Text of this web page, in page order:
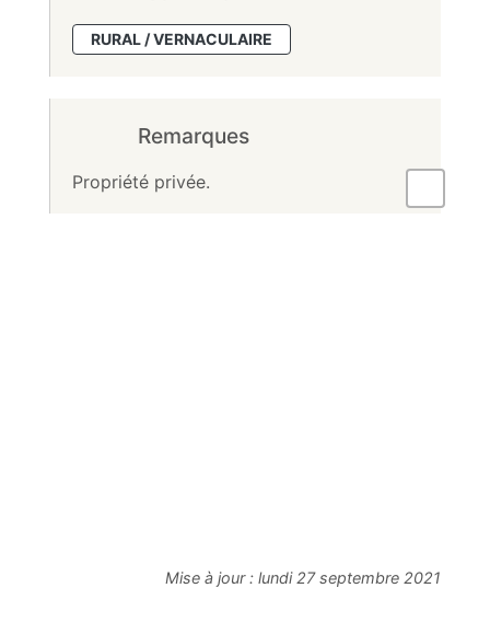
RURAL / VERNACULAIRE
Remarques
Propriété privée.
Mise à jour : lundi 27 septembre 2021